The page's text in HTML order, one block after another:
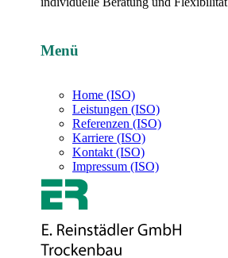
Menü
Home (ISO)
Leistungen (ISO)
Referenzen (ISO)
Karriere (ISO)
Kontakt (ISO)
Impressum (ISO)